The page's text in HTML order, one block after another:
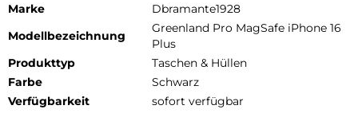
Marke
Dbramante1928
Modellbezeichnung
Greenland Pro MagSafe iPhone 16
Plus
Produkttyp
Taschen & Hüllen
Farbe
Schwarz
Verfügbarkeit
sofort verfügbar